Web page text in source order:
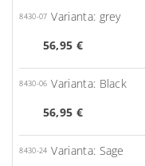
8430-07 Varianta: grey
56,95 €
8430-06 Varianta: Black
56,95 €
8430-24 Varianta: Sage